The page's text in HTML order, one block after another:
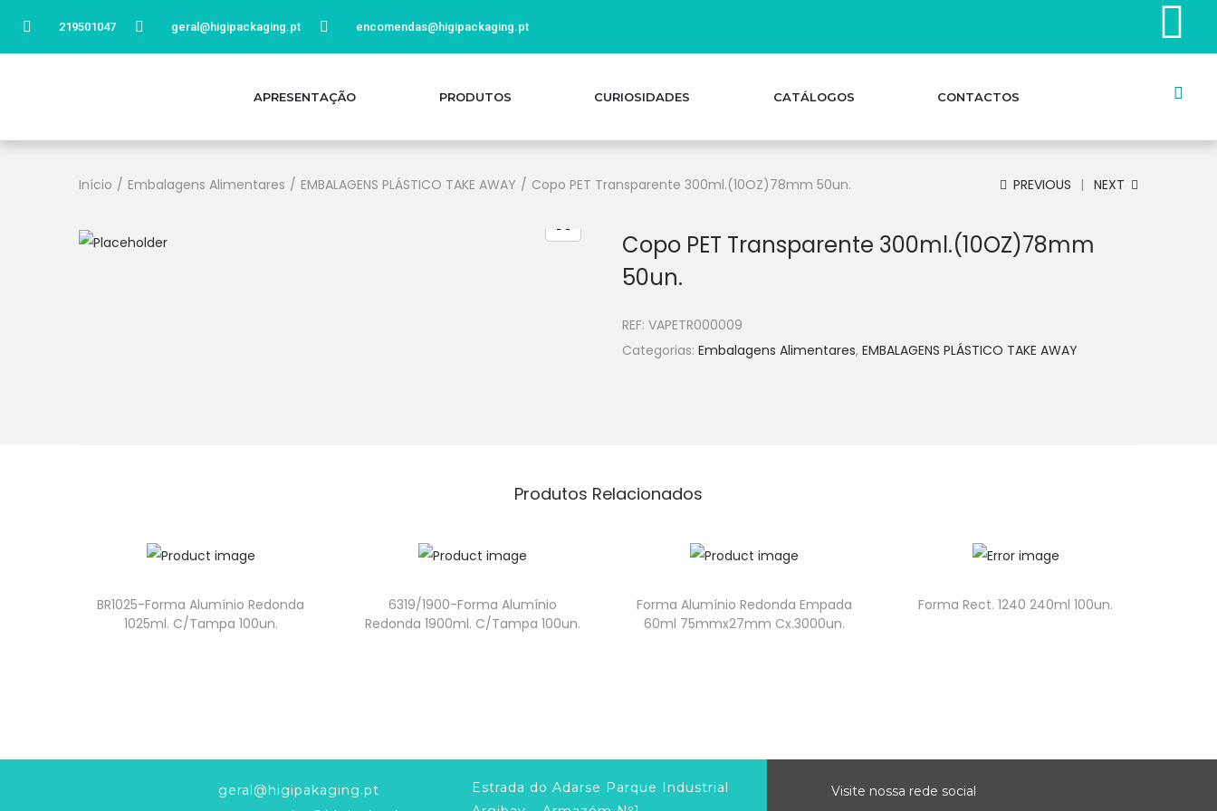
219501047 geral@higipackaging.pt encomendas@higipackaging.pt
APRESENTAÇÃO PRODUTOS CURIOSIDADES CATÁLOGOS CONTACTOS
Início / Embalagens Alimentares / EMBALAGENS PLÁSTICO TAKE AWAY / Copo PET Transparente 300ml.(10OZ)78mm 50un. PREVIOUS NEXT
Copo PET Transparente 300ml.(10OZ)78mm
50un.
REF: VAPETR000009
Categorias: Embalagens Alimentares, EMBALAGENS PLÁSTICO TAKE AWAY
Produtos Relacionados
BR1025-Forma Alumínio Redonda
1025ml. C/Tampa 100un.
6319/1900-Forma Alumínio
Redonda 1900ml. C/Tampa 100un.
Forma Alumínio Redonda Empada
60ml 75mmx27mm Cx.3000un.
Forma Rect. 1240 240ml 100un.
geral@higipakaging.pt
Estrada do Adarse Parque Industrial
Visite nossa rede social